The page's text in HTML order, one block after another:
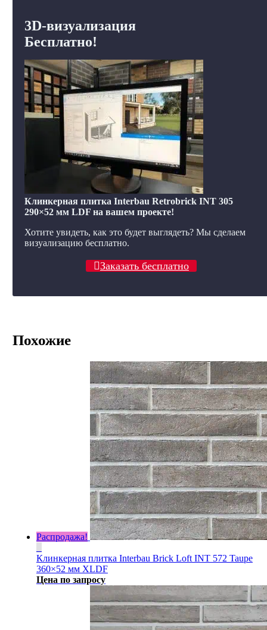
3D-визуализация
Бесплатно!
Клинкерная плитка Interbau Retrobrick INT 305
290×52 мм LDF на вашем проекте!
Хотите увидеть, как это будет выглядеть? Мы сделаем
визуализацию бесплатно.
Заказать бесплатно
Похожие
Распродажа!
Клинкерная плитка Interbau Brick Loft INT 572 Taupe
360×52 мм XLDF
Цена по запросу